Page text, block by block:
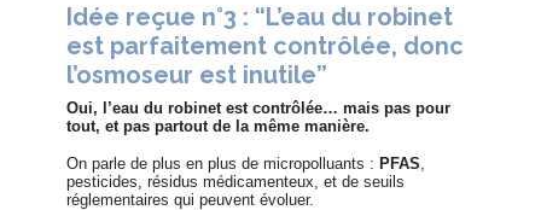
Idée reçue n°3 : “L’eau du robinet
est parfaitement contrôlée, donc
l’osmoseur est inutile”
Oui, l’eau du robinet est contrôlée… mais pas pour
tout, et pas partout de la même manière.
On parle de plus en plus de micropolluants : PFAS
pesticides, résidus médicamenteux, et de seuils
réglementaires qui peuvent évoluer.